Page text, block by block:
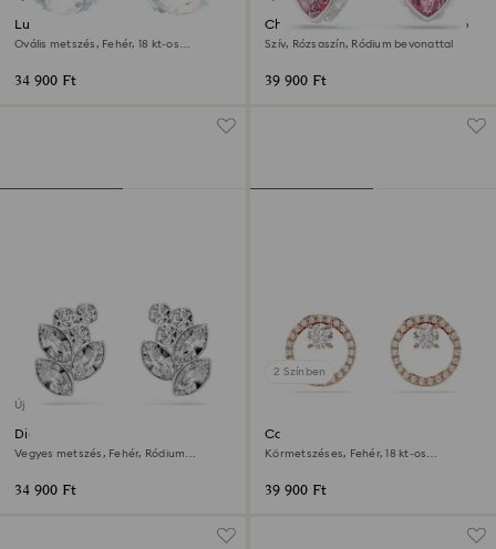
Lunar csepp alakú fülbevaló
Ovális metszés, Fehér, 18 kt-os
34 900 Ft
Chroma csepp alakú fülbevaló
Szív, Rózsaszín, Ródium bevonattal
39 900 Ft
Új
Diapason bedugós fülbevaló
Vegyes metszés, Fehér, Ródium
34 900 Ft
2 Színben
Constella bedugós fülbevaló
Körmetszéses, Fehér, 18 kt-os
39 900 Ft